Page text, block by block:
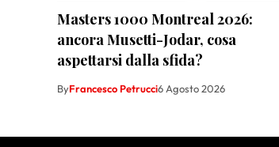
Masters 1000 Montreal 2026:
ancora Musetti-Jodar, cosa
aspettarsi dalla sfida?
ByFrancesco Petrucci6 Agosto 2026